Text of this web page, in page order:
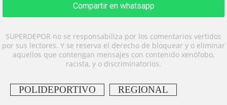
Compartir en whatsapp
SUPERDEPOR no se responsabiliza por los comentarios vertidos
por sus lectores. Y se reserva el derecho de bloquear y o eliminar
aquellos que contengan mensajes con contenido xenófobo,
racista, y o discriminatorios.
POLIDEPORTIVO REGIONAL